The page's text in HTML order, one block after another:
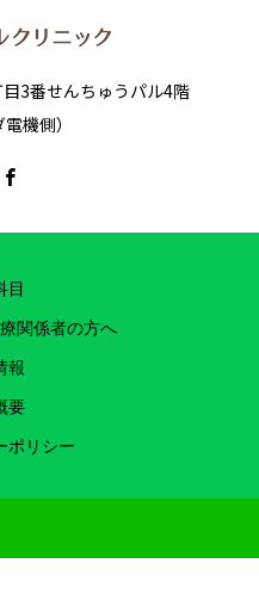
3番せんちゅうパル4階
機側）
目
関係者の方へ
報
要
ポリシー